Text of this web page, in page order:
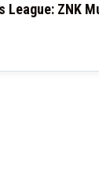
League: ZNK